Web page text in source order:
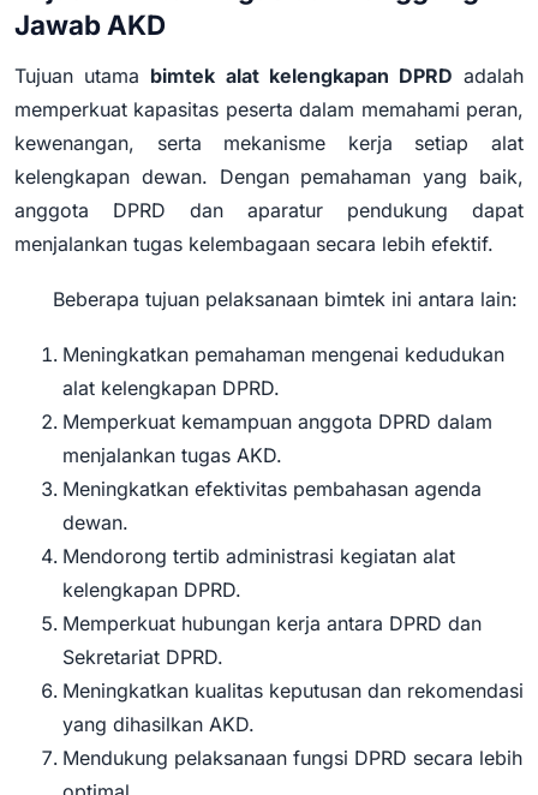
Jawab AKD
Tujuan utama bimtek alat kelengkapan DPRD adalah
memperkuat kapasitas peserta dalam memahami peran,
kewenangan, serta mekanisme kerja setiap alat
kelengkapan dewan. Dengan pemahaman yang baik,
anggota DPRD dan aparatur pendukung dapat
menjalankan tugas kelembagaan secara lebih efektif.
Beberapa tujuan pelaksanaan bimtek ini antara lain:
Meningkatkan pemahaman mengenai kedudukan
alat kelengkapan DPRD.
Memperkuat kemampuan anggota DPRD dalam
menjalankan tugas AKD.
Meningkatkan efektivitas pembahasan agenda
dewan.
Mendorong tertib administrasi kegiatan alat
kelengkapan DPRD.
Memperkuat hubungan kerja antara DPRD dan
Sekretariat DPRD.
Meningkatkan kualitas keputusan dan rekomendasi
yang dihasilkan AKD.
Mendukung pelaksanaan fungsi DPRD secara lebih